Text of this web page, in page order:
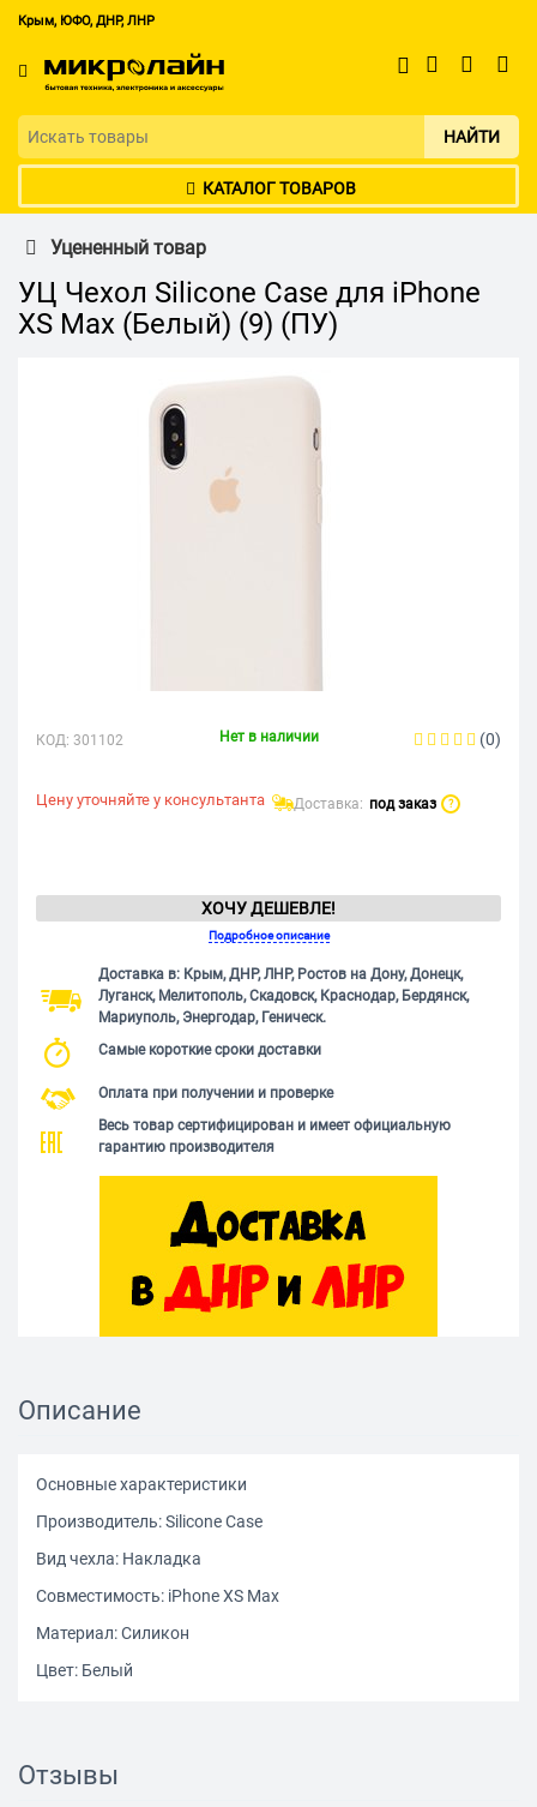
Крым, ЮФО, ДНР, ЛНР
НАЙТИ
КАТАЛОГ ТОВАРОВ
Уцененный товар
УЦ Чехол Silicone Case для iPhone
XS Max (Белый) (9) (ПУ)
КОД: 301102 Нет в наличии (0)
Цену уточняйте у консультанта Доставка: под заказ ?
ХОЧУ ДЕШЕВЛЕ!
Подробное описание
Доставка в: Крым, ДНР, ЛНР, Ростов на Дону, Донецк,
Луганск, Мелитополь, Скадовск, Краснодар, Бердянск,
Мариуполь, Энергодар, Геническ.
Самые короткие сроки доставки
Оплата при получении и проверке
Весь товар сертифицирован и имеет официальную
гарантию производителя
Описание
Основные характеристики
Производитель: Silicone Сase
Вид чехла: Накладка
Совместимость: iPhone XS Max
Материал: Силикон
Цвет: Белый
Отзывы